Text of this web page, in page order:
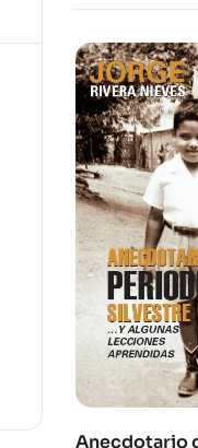
Anecdotario